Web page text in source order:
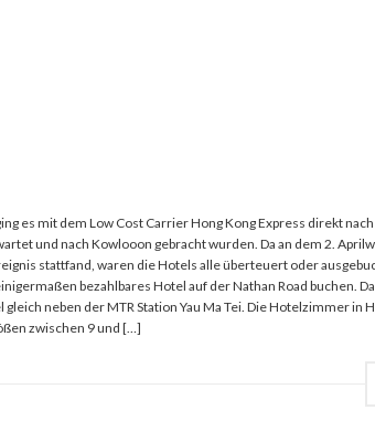
es mit dem Low Cost Carrier Hong Kong Express direkt
und nach Kowlooon gebracht wurden. Da an dem 2.
stattfand, waren die Hotels alle überteuert oder
bezahlbares Hotel auf der Nathan Road buchen.
neben der MTR Station Yau Ma Tei. Die Hotelzimmer in
zwischen 9 und […]